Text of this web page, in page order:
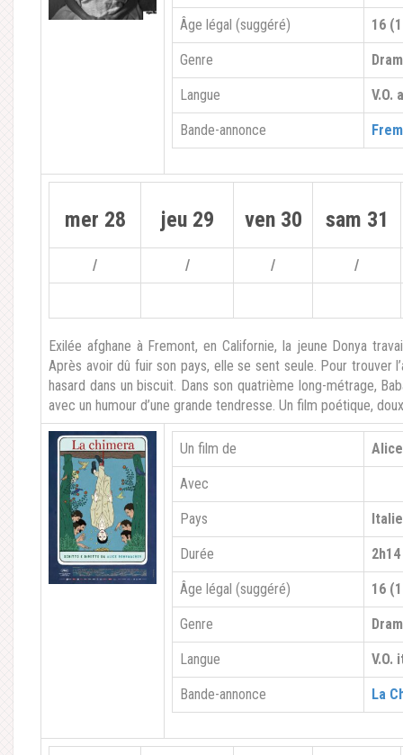
Âge légal (suggéré) 16
Genre
Langue V.O.
Bande-annonce
mer 28 jeu 29 ven 30 sam 31
/ / / /
Exilée afghane à Fremont, en Californie, la jeune Donya
Après avoir dû fuir son pays, elle se sent seule. Pour trouver
hasard dans un biscuit. Dans son quatrième long-métrage,
avec un humour d’une grande tendresse. Un film poétique,
Un film de
Avec
Pays
Durée 2h14
Âge légal (suggéré) 16
Genre
Langue V.O.
Bande-annonce La